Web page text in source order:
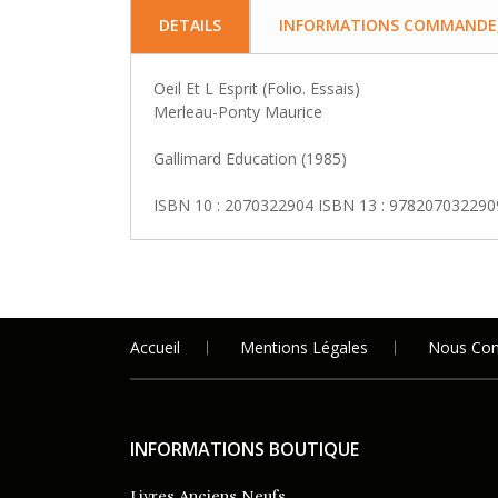
DETAILS INFORMATIONS
Oeil Et L Esprit (Folio. Essais)
Merleau-Ponty Maurice
Gallimard Education (1985)
ISBN 10 : 2070322904 ISBN 13 :
Accueil Mentions Légales Nous
INFORMATIONS BOUTIQUE